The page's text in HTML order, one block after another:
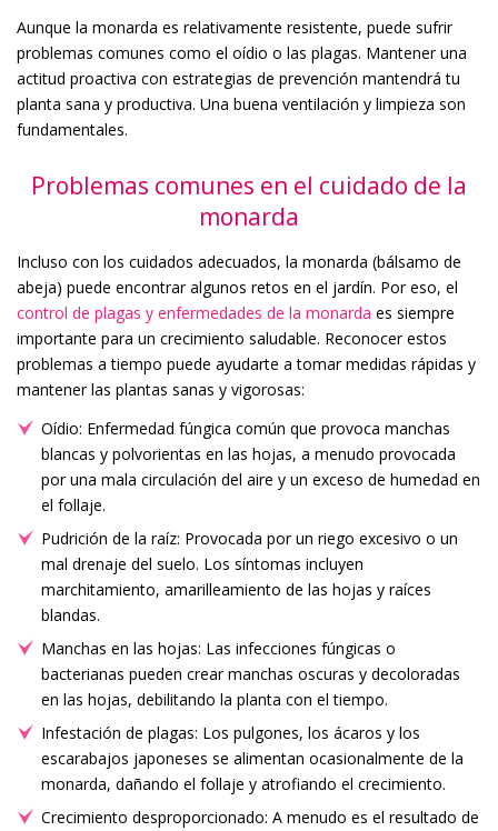
Aunque la monarda es relativamente resistente, puede sufrir
problemas comunes como el oídio o las plagas. Mantener una
actitud proactiva con estrategias de prevención mantendrá tu
planta sana y productiva. Una buena ventilación y limpieza son
fundamentales.
Problemas comunes en el cuidado de la
monarda
Incluso con los cuidados adecuados, la monarda (bálsamo de
abeja) puede encontrar algunos retos en el jardín. Por eso, el
control de plagas y enfermedades de la monarda es siempre
importante para un crecimiento saludable. Reconocer estos
problemas a tiempo puede ayudarte a tomar medidas rápidas y
mantener las plantas sanas y vigorosas:
Oídio: Enfermedad fúngica común que provoca manchas
blancas y polvorientas en las hojas, a menudo provocada
por una mala circulación del aire y un exceso de humedad en
el follaje.
Pudrición de la raíz: Provocada por un riego excesivo o un
mal drenaje del suelo. Los síntomas incluyen
marchitamiento, amarilleamiento de las hojas y raíces
blandas.
Manchas en las hojas: Las infecciones fúngicas o
bacterianas pueden crear manchas oscuras y decoloradas
en las hojas, debilitando la planta con el tiempo.
Infestación de plagas: Los pulgones, los ácaros y los
escarabajos japoneses se alimentan ocasionalmente de la
monarda, dañando el follaje y atrofiando el crecimiento.
Crecimiento desproporcionado: A menudo es el resultado de